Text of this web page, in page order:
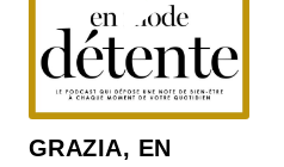
GRAZIA, EN